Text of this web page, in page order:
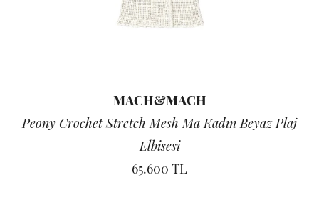
MACH&MACH
Peony Crochet Stretch Mesh Ma Kadın Beyaz Plaj
Elbisesi
65.600 TL